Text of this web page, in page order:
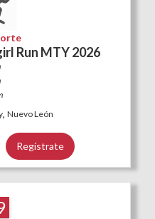
Run MTY 2026
, Nuevo León
Regístrate